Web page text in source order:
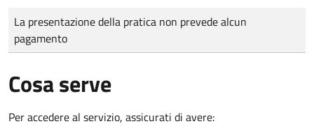
Tipo di pagamento
Importo
La presentazione della pratica non prevede alcun
pagamento
Cosa serve
Per accedere al servizio, assicurati di avere: